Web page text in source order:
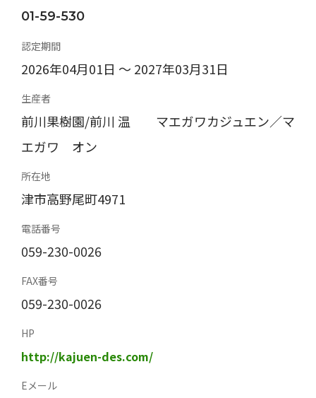
01-59-530
認定期間
2026年04月01日 〜 2027年03月31日
生産者
前川果樹園/前川 温 マエガワカジュエン／マ
エガワ オン
所在地
津市高野尾町4971
電話番号
059-230-0026
FAX番号
059-230-0026
HP
http://kajuen-des.com/
Eメール